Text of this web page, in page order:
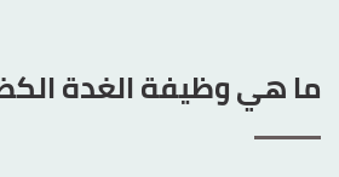
ما هي وظيفة الغدة